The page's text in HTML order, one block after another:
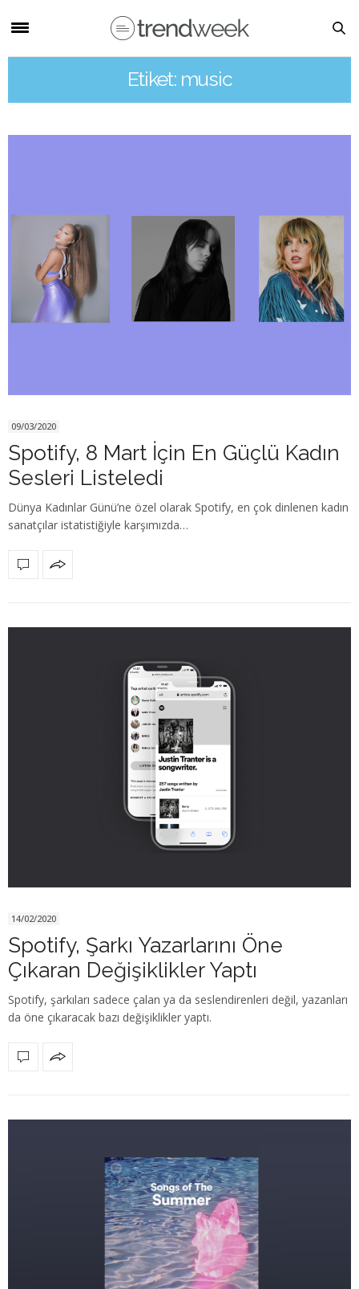
Etiket: music
09/03/2020
Spotify, 8 Mart İçin En Güçlü Kadın
Sesleri Listeledi
Dünya Kadınlar Günü’ne özel olarak Spotify, en çok dinlenen kadın
sanatçılar istatistiğiyle karşımızda…
14/02/2020
Spotify, Şarkı Yazarlarını Öne
Çıkaran Değişiklikler Yaptı
Spotify, şarkıları sadece çalan ya da seslendirenleri değil, yazanları
da öne çıkaracak bazı değişiklikler yaptı.